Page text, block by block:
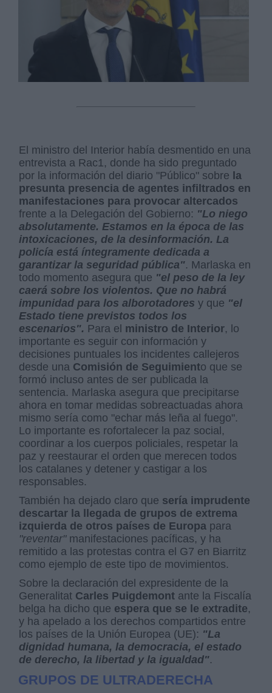
El ministro del Interior había desmentido en una
entrevista a Rac1, donde ha sido preguntado
por la información del diario "Público" sobre la
presunta presencia de agentes infiltrados en
manifestaciones para provocar altercados
frente a la Delegación del Gobierno: "Lo niego
absolutamente. Estamos en la época de las
intoxicaciones, de la desinformación. La
policía está íntegramente dedicada a
garantizar la seguridad pública". Marlaska en
todo momento asegura que "el peso de la ley
caerá sobre los violentos. Que no habrá
impunidad para los alborotadores y que "el
Estado tiene previstos todos los
escenarios". Para el ministro de Interior, lo
importante es seguir con información y
decisiones puntuales los incidentes callejeros
desde una Comisión de Seguimiento que se
formó incluso antes de ser publicada la
sentencia. Marlaska asegura que precipitarse
ahora en tomar medidas sobreactuadas ahora
mismo sería como "echar más leña al fuego".
Lo importante es rofortalecer la paz social,
coordinar a los cuerpos policiales, respetar la
paz y reestaurar el orden que merecen todos
los catalanes y detener y castigar a los
responsables.
También ha dejado claro que sería imprudente
descartar la llegada de grupos de extrema
izquierda de otros países de Europa para
"reventar"manifestaciones pacíficas, y ha
remitido a las protestas contra el G7 en Biarritz
como ejemplo de este tipo de movimientos.
Sobre la declaración del expresidente de la
Generalitat Carles Puigdemont ante la Fiscalía
belga ha dicho que espera que se le extradite,
y ha apelado a los derechos compartidos entre
los países de la Unión Europea (UE): "La
dignidad humana, la democracia, el estado
de derecho, la libertad y la igualdad".
GRUPOS DE ULTRADERECHA